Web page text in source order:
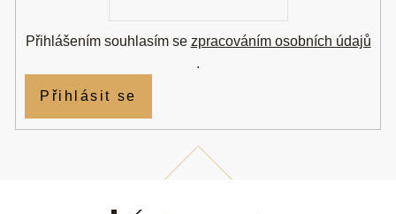
Přihlášením souhlasím se zpracováním osobních údajů
.
Přihlásit se